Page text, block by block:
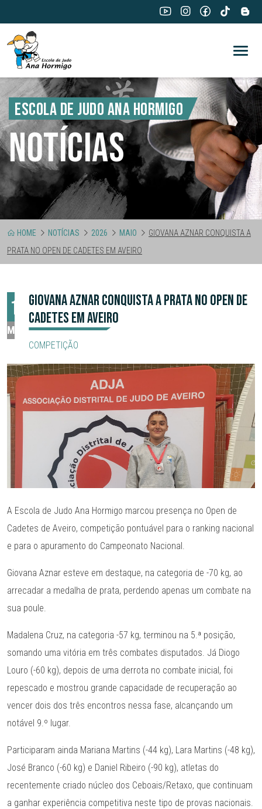
ESCOLA DE JUDO ANA HORMIGO
NOTÍCIAS
HOME NOTÍCIAS 2026 MAIO
GIOVANA AZNAR CONQUISTA A
PRATA NO OPEN DE CADETES EM AVEIRO
17
MAI
GIOVANA AZNAR CONQUISTA A PRATA NO OPEN DE
CADETES EM AVEIRO
COMPETIÇÃO
A Escola de Judo Ana Hormigo marcou presença no Open de
Cadetes de Aveiro, competição pontuável para o ranking nacional
e para o apuramento do Campeonato Nacional.
Giovana Aznar esteve em destaque, na categoria de -70 kg, ao
arrecadar a medalha de prata, perdendo apenas um combate na
sua poule.
Madalena Cruz, na categoria -57 kg, terminou na 5.ª posição,
somando uma vitória em três combates disputados. Já Diogo
Louro (-60 kg), depois de uma derrota no combate inicial, foi
repescado e mostrou grande capacidade de recuperação ao
vencer dois dos três encontros nessa fase, alcançando um
notável 9.º lugar.
Participaram ainda Mariana Martins (-44 kg), Lara Martins (-48 kg),
José Branco (-60 kg) e Daniel Ribeiro (-90 kg), atletas do
recentemente criado núcleo dos Ceboais/Retaxo, que continuam
a ganhar experiência competitiva neste tipo de provas nacionais.